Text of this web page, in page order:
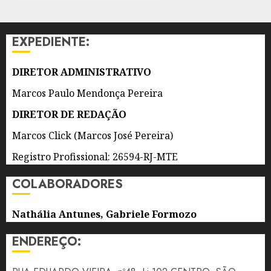
AGOSTO
DE 2026
0
EXPEDIENTE:
DIRETOR ADMINISTRATIVO
Marcos Paulo Mendonça Pereira
DIRETOR DE REDAÇÃO
Marcos Click (Marcos José Pereira)
Registro Profissional: 26594-RJ-MTE
COLABORADORES
Nathália Antunes, Gabriele Formozo
ENDEREÇO: